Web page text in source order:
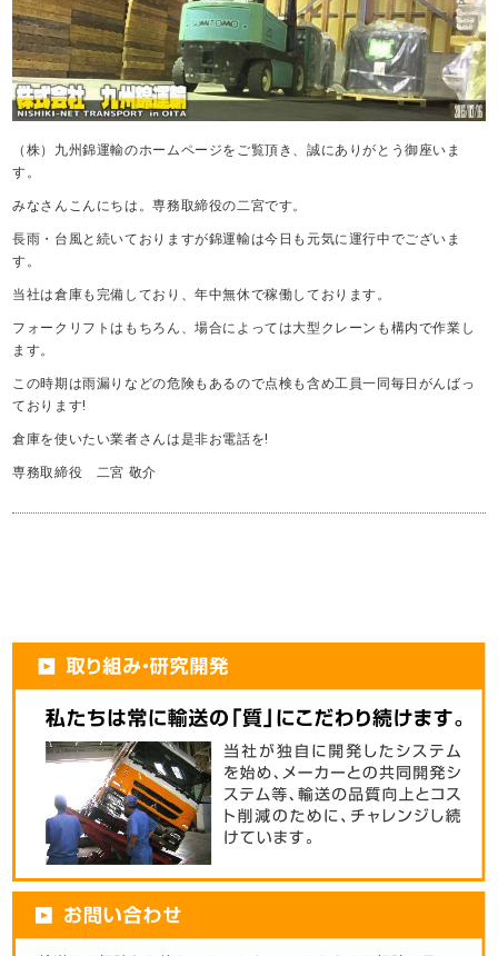
（株）九州錦運輸のホームページをご覧頂き、誠にありがとう御座いま
す。
みなさんこんにちは。専務取締役の二宮です。
長雨・台風と続いておりますが錦運輸は今日も元気に運行中でございま
す。
当社は倉庫も完備しており、年中無休で稼働しております。
フォークリフトはもちろん、場合によっては大型クレーンも構内で作業し
ます。
この時期は雨漏りなどの危険もあるので点検も含め工員一同毎日がんばっ
ております!
倉庫を使いたい業者さんは是非お電話を!
専務取締役 二宮 敬介